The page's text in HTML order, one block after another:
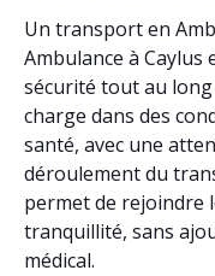
Un transport en
Ambulance à
sécurité tout au
charge dans des
santé, avec une
déroulement du
permet de rejoindre
tranquillité, sans
médical.